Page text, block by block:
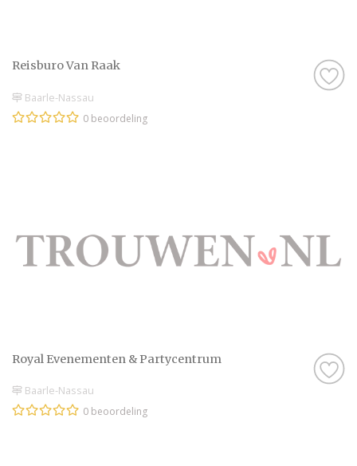
Reisburo Van Raak
Baarle-Nassau
0 beoordeling
Royal Evenementen & Partycentrum
Baarle-Nassau
0 beoordeling